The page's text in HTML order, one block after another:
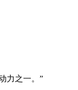
力之一。”